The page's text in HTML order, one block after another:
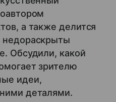
а также делится
Обсудили, какой
зрителю
идеи,
деталями.